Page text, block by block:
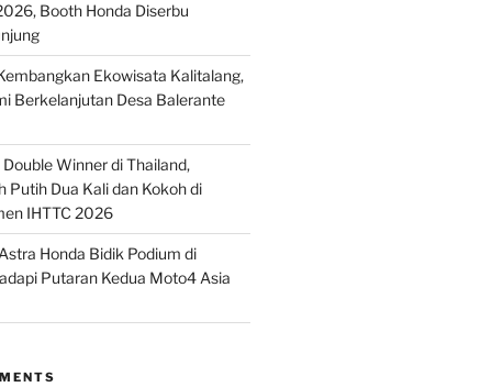
Booth Honda Diserbu
Ekowisata Kalitalang,
Berkelanjutan Desa Balerante
Winner di Thailand,
Putih Dua Kali dan Kokoh di
IHTTC 2026
Honda Bidik Podium di
Putaran Kedua Moto4 Asia